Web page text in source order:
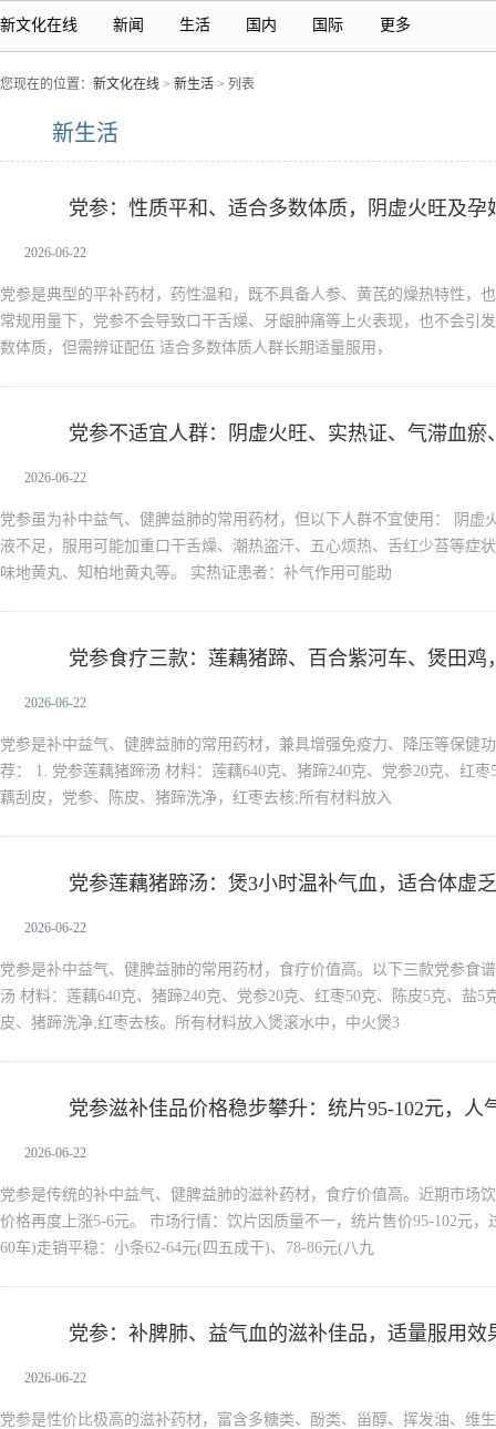
新文化在线 新闻 生活 国内 国际 更多
您现在的位置： 新文化在线 > 新生活 > 列表
新生活
党参：性质平和、适合多数体质，阴虚火旺及孕
2026-06-22
党参是典型的平补药材，药性温和，既不具备人参、黄芪的燥热特性，
常规用量下，党参不会导致口干舌燥、牙龈肿痛等上火表现，也不会引
数体质，但需辨证配伍 适合多数体质人群长期适量服用，
党参不适宜人群：阴虚火旺、实热证、气滞血瘀
2026-06-22
党参虽为补中益气、健脾益肺的常用药材，但以下人群不宜使用： 阴虚
液不足，服用可能加重口干舌燥、潮热盗汗、五心烦热、舌红少苔等症
味地黄丸、知柏地黄丸等。 实热证患者：补气作用可能助
党参食疗三款：莲藕猪蹄、百合紫河车、煲田鸡
2026-06-22
党参是补中益气、健脾益肺的常用药材，兼具增强免疫力、降压等保健
荐： 1. 党参莲藕猪蹄汤 材料：莲藕640克、猪蹄240克、党参20克、红
藕刮皮，党参、陈皮、猪蹄洗净，红枣去核;所有材料放入
党参莲藕猪蹄汤：煲3小时温补气血，适合体虚
2026-06-22
党参是补中益气、健脾益肺的常用药材，食疗价值高。以下三款党参食
汤 材料：莲藕640克、猪蹄240克、党参20克、红枣50克、陈皮5克、盐
皮、猪蹄洗净;红枣去核。所有材料放入煲滚水中，中火煲3
党参滋补佳品价格稳步攀升：统片95-102元，人
2026-06-22
党参是传统的补中益气、健脾益肺的滋补药材，食疗价值高。近期市场
价格再度上涨5-6元。 市场行情：饮片因质量不一，统片售价95-102元，
60车)走销平稳：小条62-64元(四五成干)、78-86元(八九
党参：补脾肺、益气血的滋补佳品，适量服用效
2026-06-22
党参是性价比极高的滋补药材，富含多糖类、酚类、甾醇、挥发油、维